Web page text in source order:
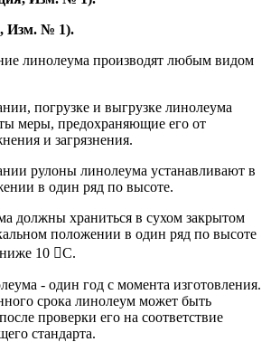
Изм. № 1).
линолеума производят любым видом
погрузке и выгрузке линолеума
меры, предохраняющие его от
и загрязнения.
рулоны линолеума устанавливают в
в один ряд по высоте.
должны храниться в сухом закрытом
положении в один ряд по высоте
ниже 10 С.
- один год с момента изготовления.
срока линолеум может быть
проверки его на соответствие
стандарта.